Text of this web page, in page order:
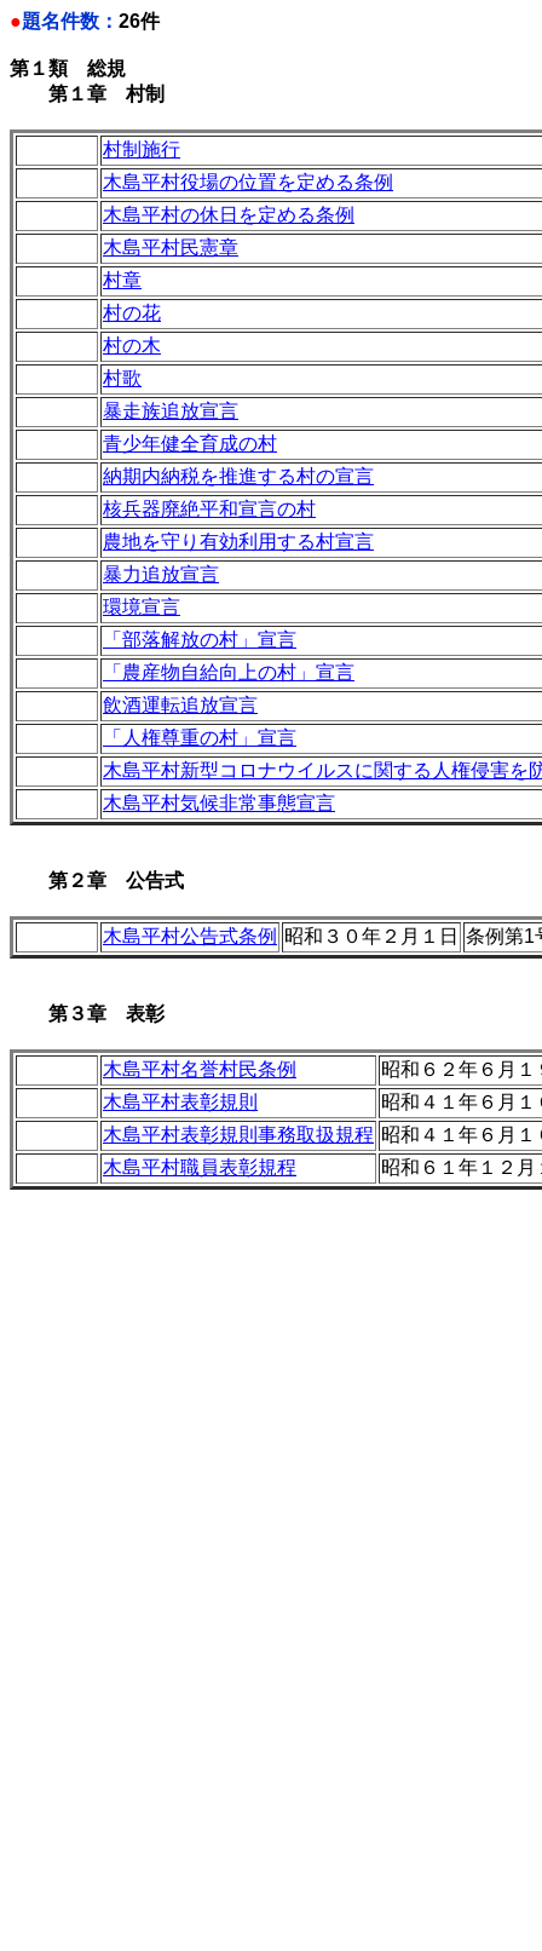
●題名件数： 26件
第１類 総規
第１章 村制
村制施行
木島平村役場の位置を定める条例
木島平村の休日を定める条例
木島平村民憲章
村章
村の花
村の木
村歌
暴走族追放宣言
青少年健全育成の村
納期内納税を推進する村の宣言
核兵器廃絶平和宣言の村
農地を守り有効利用する村宣言
暴力追放宣言
環境宣言
「部落解放の村」宣言
「農産物自給向上の村」宣言
飲酒運転追放宣言
「人権尊重の村」宣言
木島平村新型コロナウイルスに関する人権侵害を
木島平村気候非常事態宣言
第２章 公告式
木島平村公告式条例 昭和３０年２月１日 条例第1
第３章 表彰
木島平村名誉村民条例
昭和６２年６月１
木島平村表彰規則
昭和４１年６月１
木島平村表彰規則事務取扱規程 昭和４１年６月１
木島平村職員表彰規程
昭和６１年１２月